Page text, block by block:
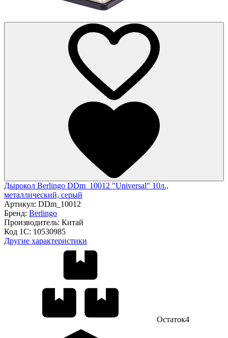
Дырокол Berlingo DDm_10012 "Universal" 10л.,
металлический, серый
Артикул: DDm_10012
Бренд: Berlingo
Производитель: Китай
Код 1С: 10530985
Другие характеристики
Остаток4